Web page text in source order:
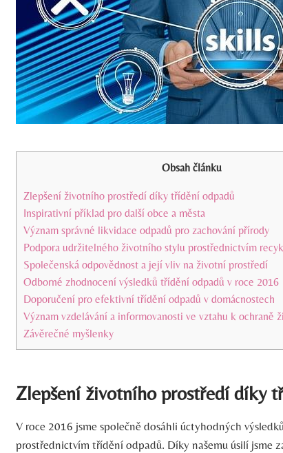
Obsah článku
Zlepšení životního prostředí díky třídění odpadů
Inspirativní příklad pro další obce a města
Význam správné likvidace odpadů pro zachování přírody
Podpora udržitelného životního stylu prostřednictvím
Společenská odpovědnost a její vliv na životní prostředí
Odborné zhodnocení výsledků třídění odpadů v roce 2016
Doporučení pro efektivní třídění odpadů v domácnostech
Význam vzdelávání a informovanosti ve vztahu k ochraně
Závěrečné myšlenky
Zlepšení životního prostředí díky
V roce 2016 jsme společně dosáhli úctyhodných
prostřednictvím třídění odpadů. Díky našemu úsilí jsme